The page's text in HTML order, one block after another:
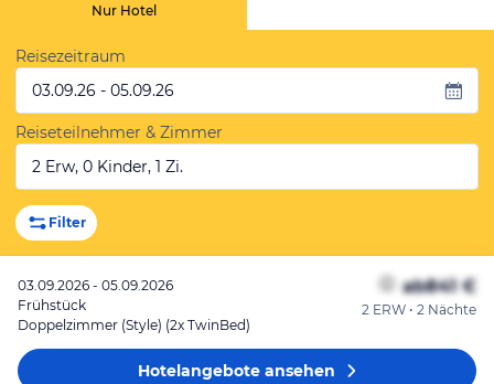
Nur Hotel
Reisezeitraum
03.09.26 - 05.09.26
Reiseteilnehmer & Zimmer
2 Erw, 0 Kinder, 1 Zi.
Filter
03.09.2026 - 05.09.2026
Frühstück
Doppelzimmer (Style) (2x TwinBed)
ab841 €
2 ERW • 2 Nächte
Hotelangeboteansehen